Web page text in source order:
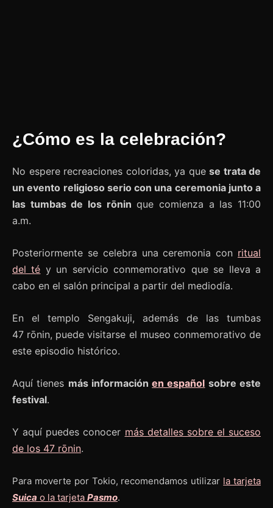
¿Cómo es la celebración?
No espere recreaciones coloridas, ya que se trata de
un evento religioso serio con una ceremonia junto a
las tumbas de los rōnin que comienza a las 11:00
a.m.
Posteriormente se celebra una ceremonia con ritual
del té y un servicio conmemorativo que se lleva a
cabo en el salón principal a partir del mediodía.
En el templo Sengakuji, además de las tumbas
47 rōnin, puede visitarse el museo conmemorativo de
este episodio histórico.
Aquí tienes más informaciónen español sobre este
festival.
Y aquí puedes conocer más detalles sobre el suceso
de los 47 rōnin.
Para moverte por Tokio, recomendamos utilizar la tarjeta
Suica o la tarjeta Pasmo.